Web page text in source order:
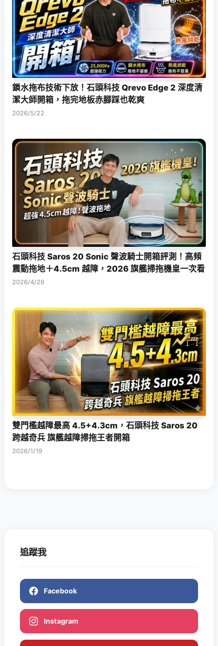
鎖水拖布技術下放！石頭科技 Qrevo Edge 2 深度清
潔大師開箱，拖完地板赤腳踩也乾爽
2026/5/22
石頭科技 Saros 20 Sonic 聲波騎士開箱評測！高頻
震動拖地＋4.5cm 越障，2026 旗艦掃拖機皇一次看
2026/4/29
雙門檻越障最高 4.5+4.3cm，石頭科技 Saros 20
跨越奇兵 旗艦越障掃拖王者開箱
2026/1/19
追蹤我
Facebook
Instagram